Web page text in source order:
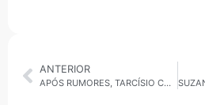
ANTERIOR
APÓS RUMORES, TARCÍSIO CONFIRMA DISPUTA A REELEIÇÃO E VISITA A BOLSONARO